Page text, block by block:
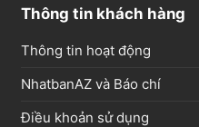
Thông tin khách hàng
Thông tin hoạt động
NhatbanAZ và Báo chí
Điều khoản sử dụng